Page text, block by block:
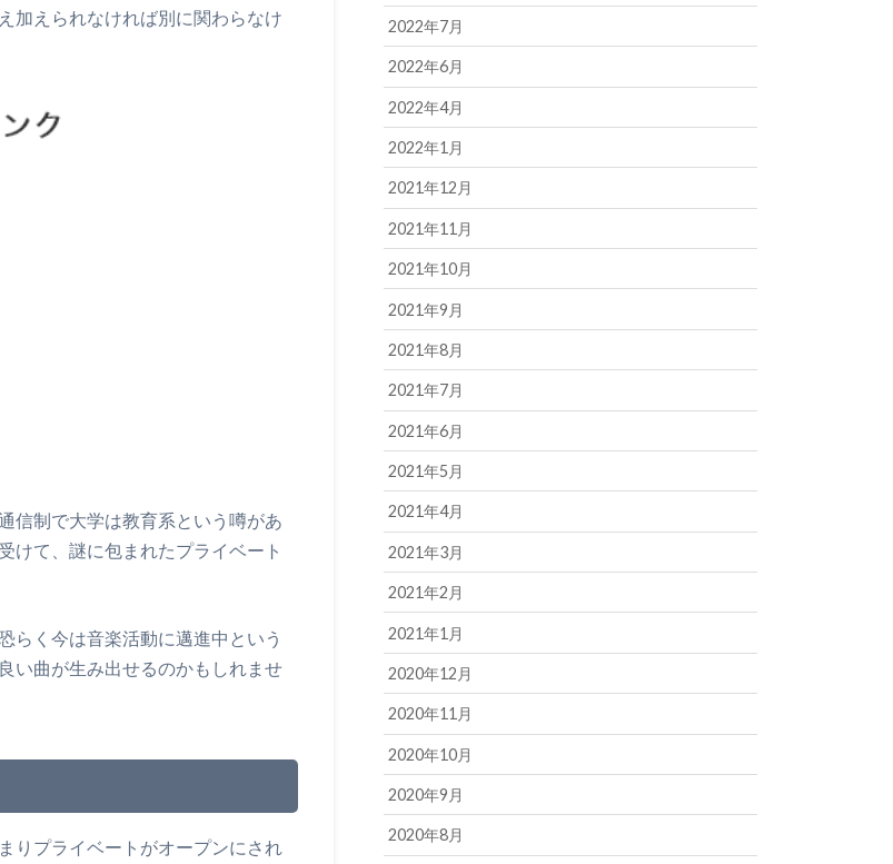
加えられなければ別に関わらなけ
信制で大学は教育系という噂があ
けて、謎に包まれたプライベート
らく今は音楽活動に邁進中という
い曲が生み出せるのかもしれませ
りプライベートがオープンにされ
2022年7月
2022年6月
2022年4月
2022年1月
2021年12月
2021年11月
2021年10月
2021年9月
2021年8月
2021年7月
2021年6月
2021年5月
2021年4月
2021年3月
2021年2月
2021年1月
2020年12月
2020年11月
2020年10月
2020年9月
2020年8月